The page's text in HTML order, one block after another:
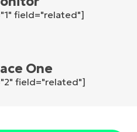
field="related"]
One
field="related"]